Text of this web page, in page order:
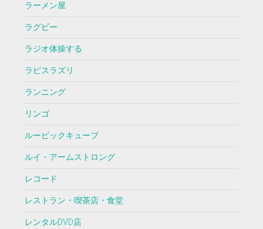
ラーメン屋
ラグビー
ラジオ体操する
ラピスラズリ
ランニング
リンゴ
ルービックキューブ
ルイ・アームストロング
レコード
レストラン・喫茶店・食堂
レンタルDVD店